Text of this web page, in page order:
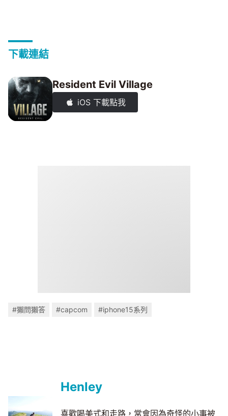
下載連結
Resident Evil Village
iOS 下載點我
#獺問獺答 #capcom #iphone15系列
Henley
喜歡喝美式和走路，常會因為奇怪的小事被